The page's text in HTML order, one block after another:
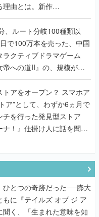
で100万本を売った、中国
ラクティブドラマゲーム
への道II』の、規模が違
ロデューサーに聞いた
をオープン？ スマホア
ア”として、わずか6ヵ月で
チを行った発見型ストア
ナ！』仕掛け人に話を聞い
とつの奇跡だった──膨大
もに『テイルズ オブ ジ ア
れた理由【ゲームの企画
ロマンシング」させるの